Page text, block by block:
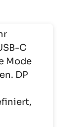
C
Mode
DP